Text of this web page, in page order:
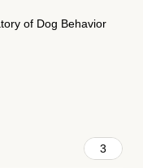
of Dog Behavior
3